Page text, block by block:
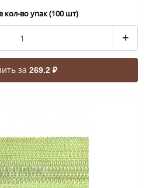
кол-во упак (100 шт)
+
за 269.2 ₽